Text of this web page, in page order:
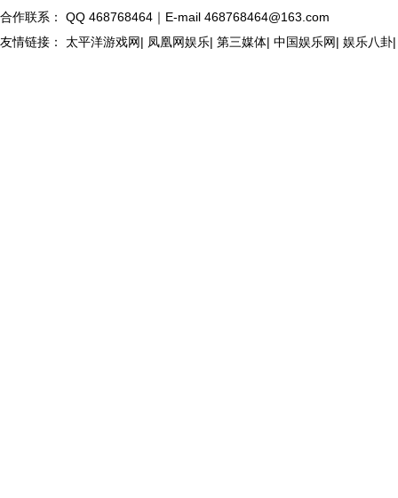
合作联系： QQ 468768464｜E-mail 468768464@163.com
友情链接： 太平洋游戏网| 凤凰网娱乐| 第三媒体| 中国娱乐网| 娱乐八